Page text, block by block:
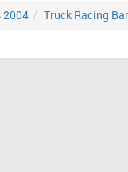
2004 Truck Racing